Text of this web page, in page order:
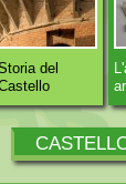
del